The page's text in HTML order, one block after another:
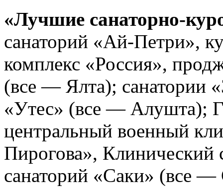
«Лучшие санаторно-
санаторий «Ай-Петри»,
комплекс «Россия»,
(все — Ялта); санатории
«Утес» (все — Алушта);
центральный военный
Пирогова»,
санаторий «Саки» (все